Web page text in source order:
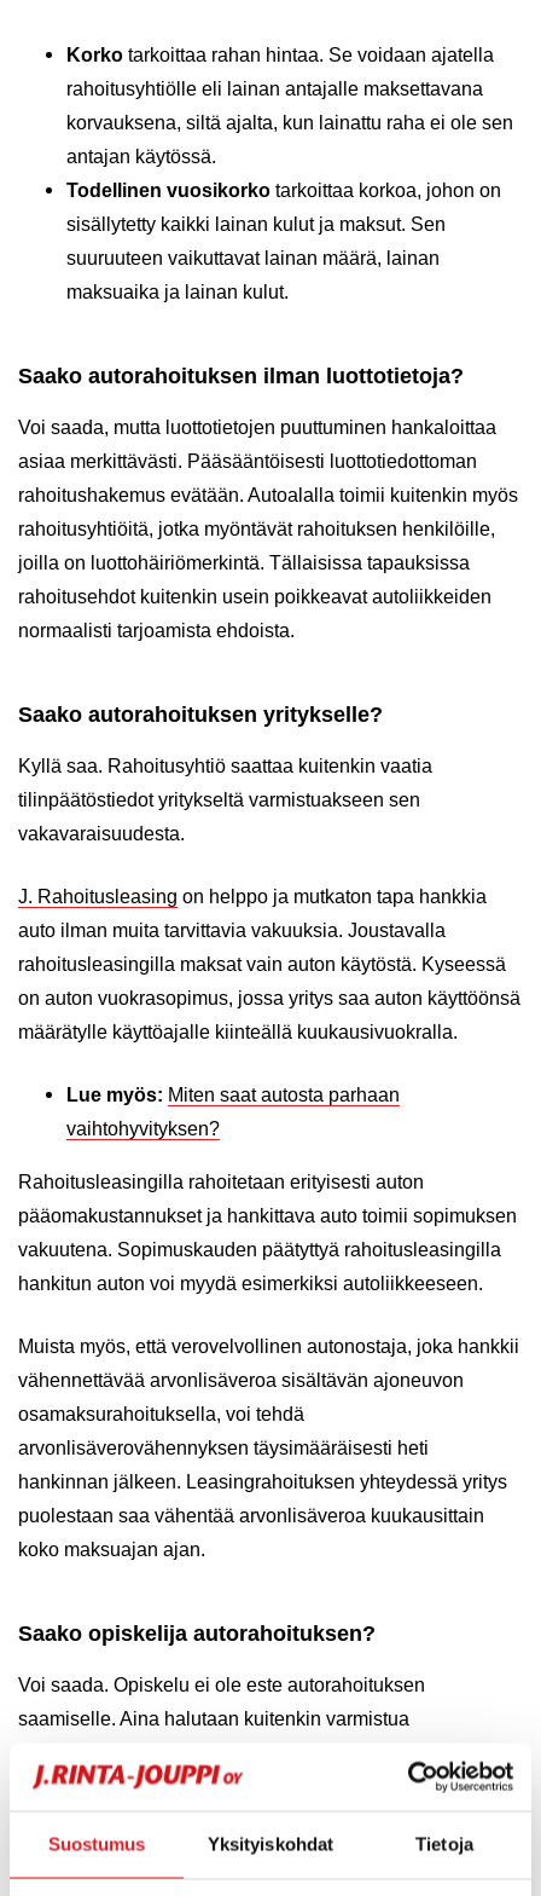
Suostumus Yksityiskohdat Tietoja
Korko tarkoittaa rahan hintaa. Se voidaan ajatella
rahoitusyhtiölle eli lainan antajalle maksettavana
korvauksena, siltä ajalta, kun lainattu raha ei ole sen
antajan käytössä.
Todellinen vuosikorko tarkoittaa korkoa, johon on
sisällytetty kaikki lainan kulut ja maksut. Sen
suuruuteen vaikuttavat lainan määrä, lainan
maksuaika ja lainan kulut.
Saako autorahoituksen ilman luottotietoja?
Voi saada, mutta luottotietojen puuttuminen hankaloittaa
asiaa merkittävästi. Pääsääntöisesti luottotiedottoman
rahoitushakemus evätään. Autoalalla toimii kuitenkin myös
rahoitusyhtiöitä, jotka myöntävät rahoituksen henkilöille,
joilla on luottohäiriömerkintä. Tällaisissa tapauksissa
rahoitusehdot kuitenkin usein poikkeavat autoliikkeiden
normaalisti tarjoamista ehdoista.
Saako autorahoituksen yritykselle?
Kyllä saa. Rahoitusyhtiö saattaa kuitenkin vaatia
tilinpäätöstiedot yritykseltä varmistuakseen sen
vakavaraisuudesta.
J. Rahoitusleasing on helppo ja mutkaton tapa hankkia
auto ilman muita tarvittavia vakuuksia. Joustavalla
rahoitusleasingilla maksat vain auton käytöstä. Kyseessä
on auton vuokrasopimus, jossa yritys saa auton käyttöönsä
määrätylle käyttöajalle kiinteällä kuukausivuokralla.
Lue myös: Miten saat autosta parhaan
vaihtohyvityksen?
Rahoitusleasingilla rahoitetaan erityisesti auton
pääomakustannukset ja hankittava auto toimii sopimuksen
vakuutena. Sopimuskauden päätyttyä rahoitusleasingilla
hankitun auton voi myydä esimerkiksi autoliikkeeseen.
Muista myös, että verovelvollinen autonostaja, joka hankkii
vähennettävää arvonlisäveroa sisältävän ajoneuvon
osamaksurahoituksella, voi tehdä
arvonlisäverovähennyksen täysimääräisesti heti
hankinnan jälkeen. Leasingrahoituksen yhteydessä yritys
puolestaan saa vähentää arvonlisäveroa kuukausittain
koko maksuajan ajan.
Saako opiskelija autorahoituksen?
Voi saada. Opiskelu ei ole este autorahoituksen
saamiselle. Aina halutaan kuitenkin varmistua
että opiskelijalla tulee olla opiskelujen ohella riittävästi
yhteisvelallinen eli niin sanottu takaaja. Yhteisvelallisella